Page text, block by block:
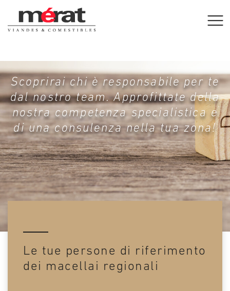
Scoprirai chi è responsabile per te
dal nostro team. Approfittate della
nostra competenza specialistica e
di una consulenza nella tua zona!
Le tue persone di riferimento
dei macellai regionali